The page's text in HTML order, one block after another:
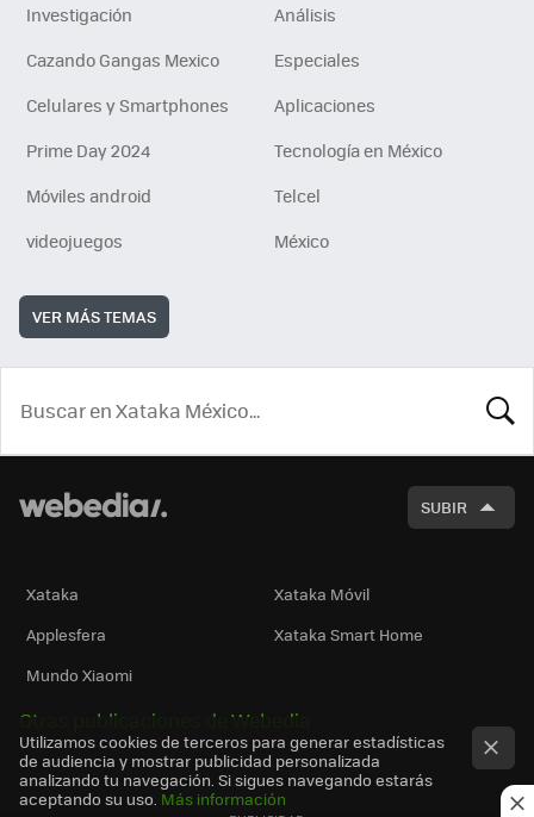
Investigación
Análisis
Cazando Gangas Mexico
Especiales
Celulares y Smartphones
Aplicaciones
Prime Day 2024
Tecnología en México
Móviles android
Telcel
videojuegos
México
VER MÁS TEMAS
SUBIR
Xataka
Xataka Móvil
Applesfera
Xataka Smart Home
Mundo Xiaomi
Otras publicaciones de Webedia
Utilizamos cookies de terceros para generar estadísticas
de audiencia y mostrar publicidad personalizada
analizando tu navegación. Si sigues navegando estarás
aceptando su uso. Más información